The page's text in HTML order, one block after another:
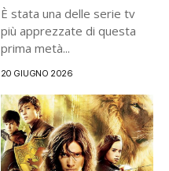
È stata una delle serie tv
più apprezzate di questa
prima metà...
20 GIUGNO 2026